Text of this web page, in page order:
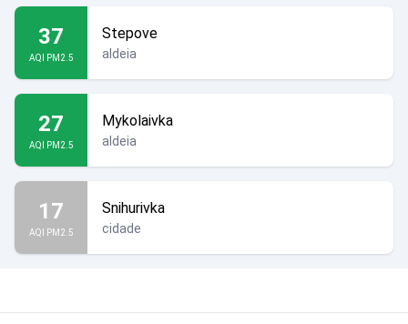
37
AQI PM2.5
Stepove
aldeia
27
AQI PM2.5
Mykolaivka
aldeia
17
AQI PM2.5
Snihurivka
cidade